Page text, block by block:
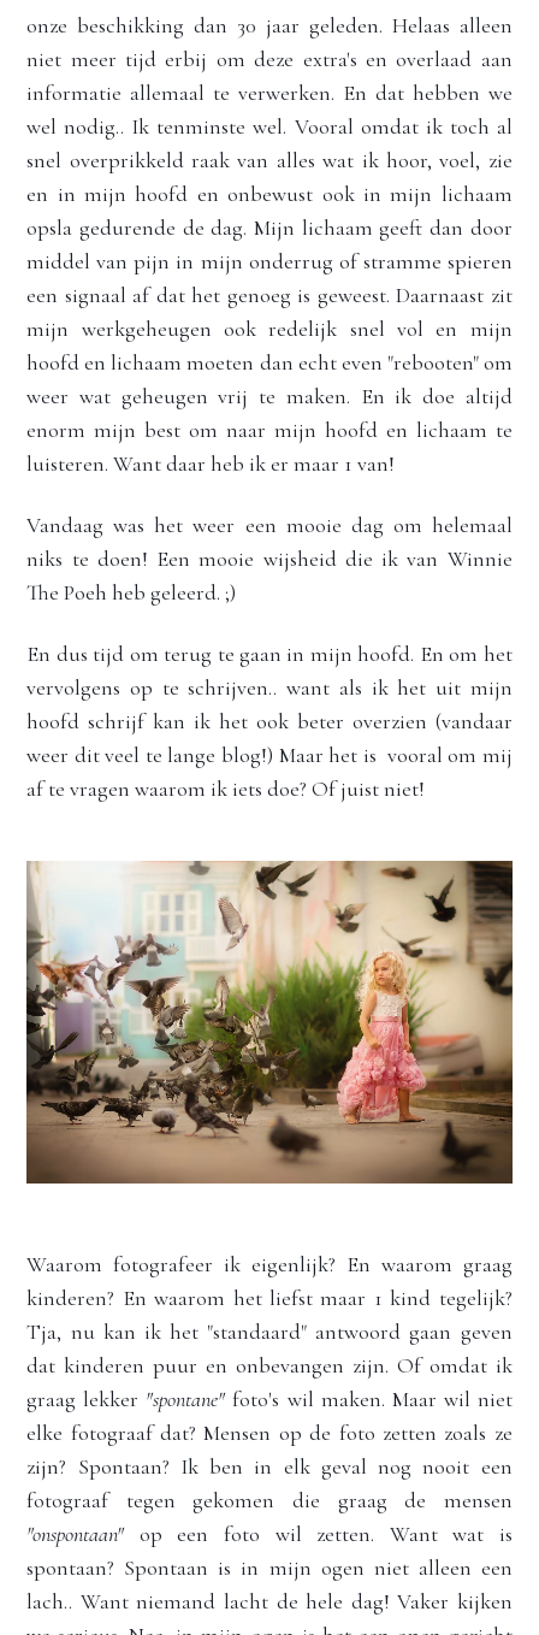
onze beschikking dan 30 jaar geleden. Helaas alleen
niet meer tijd erbij om deze extra's en overlaad aan
informatie allemaal te verwerken. En dat hebben we
wel nodig.. Ik tenminste wel. Vooral omdat ik toch al
snel overprikkeld raak van alles wat ik hoor, voel, zie
en in mijn hoofd en onbewust ook in mijn lichaam
opsla gedurende de dag. Mijn lichaam geeft dan door
middel van pijn in mijn onderrug of stramme spieren
een signaal af dat het genoeg is geweest. Daarnaast zit
mijn werkgeheugen ook redelijk snel vol en mijn
hoofd en lichaam moeten dan echt even "rebooten" om
weer wat geheugen vrij te maken. En ik doe altijd
enorm mijn best om naar mijn hoofd en lichaam te
luisteren. Want daar heb ik er maar 1 van!
Vandaag was het weer een mooie dag om helemaal
niks te doen! Een mooie wijsheid die ik van Winnie
The Poeh heb geleerd. ;)
En dus tijd om terug te gaan in mijn hoofd. En om het
vervolgens op te schrijven.. want als ik het uit mijn
hoofd schrijf kan ik het ook beter overzien (vandaar
weer dit veel te lange blog!) Maar het is  vooral om mij
af te vragen waarom ik iets doe? Of juist niet!
Waarom fotografeer ik eigenlijk? En waarom graag
kinderen? En waarom het liefst maar 1 kind tegelijk?
Tja, nu kan ik het "standaard" antwoord gaan geven
dat kinderen puur en onbevangen zijn. Of omdat ik
graag lekker "spontane" foto's wil maken. Maar wil niet
elke fotograaf dat? Mensen op de foto zetten zoals ze
zijn? Spontaan? Ik ben in elk geval nog nooit een
"onspontaan" op een foto wil zetten. Want wat is
spontaan? Spontaan is in mijn ogen niet alleen een
lach.. Want niemand lacht de hele dag! Vaker kijken